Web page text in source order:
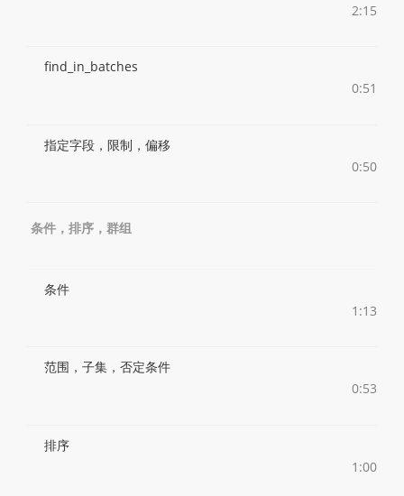
2:15
find_in_batches
0:51
指定字段，限制，偏移
0:50
条件，排序，群组
条件
1:13
范围，子集，否定条件
0:53
排序
1:00